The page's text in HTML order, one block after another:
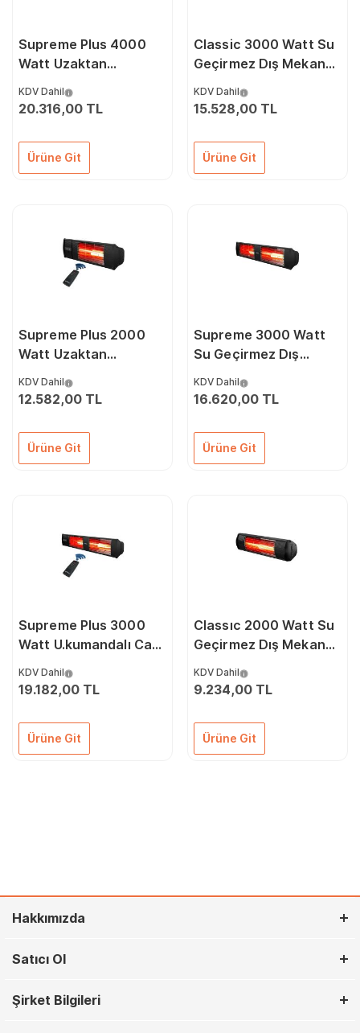
Supreme Plus 4000
Watt Uzaktan
Geçirmez Dış Mekan
KDV Dahil
20.316,00 TL
Ürüne Git
Classic 3000 Watt Su
Geçirmez Dış Mekan
KDV Dahil
15.528,00 TL
Ürüne Git
Supreme Plus 2000
Watt Uzaktan
Geçirmez Dış Mekan
KDV Dahil
12.582,00 TL
Ürüne Git
Supreme 3000 Watt
Su Geçirmez Dış
KDV Dahil
16.620,00 TL
Ürüne Git
Supreme Plus 3000
Watt U.kumandalı Cafe
Infrared Dış Mekan
KDV Dahil
19.182,00 TL
Ürüne Git
Classıc 2000 Watt Su
Geçirmez Dış Mekan
KDV Dahil
9.234,00 TL
Ürüne Git
Hakkımızda
Satıcı Ol
Şirket Bilgileri